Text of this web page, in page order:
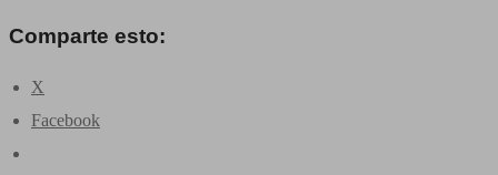
Comparte esto:
X
Facebook